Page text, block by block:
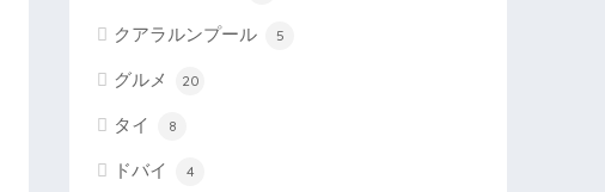
クアラルンプール 5
グルメ 20
タイ 8
ドバイ 4